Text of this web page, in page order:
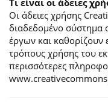
Τι είναι οι άδειες
Οι άδειες χρήσης
διαδεδομένο σύστημα
έργων και καθορίζουν
τρόπους χρήσης του
περισσότερες